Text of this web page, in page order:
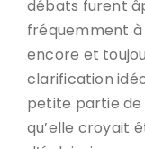
débats furent
fréquemment
encore et
clarification
petite partie de
qu’elle croyait